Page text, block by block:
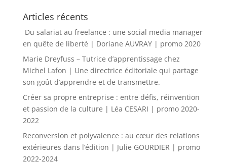
Articles récents
Du salariat au freelance : une social media manager
en quête de liberté | Doriane AUVRAY | promo 2020
Marie Dreyfuss – Tutrice d’apprentissage chez
Michel Lafon | Une directrice éditoriale qui partage
son goût d’apprendre et de transmettre.
Créer sa propre entreprise : entre défis, réinvention
et passion de la culture | Léa CESARI | promo 2020-
2022
Reconversion et polyvalence : au cœur des relations
extérieures dans l’édition | Julie GOURDIER | promo
2022-2024